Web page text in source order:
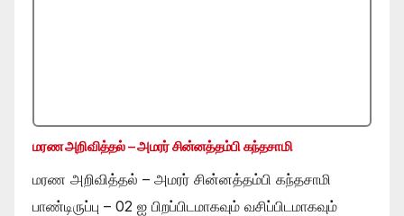
மரண அறிவித்தல் – அமரர் சின்னத்தம்பி கந்தசாமி
மரண அறிவித்தல் – அமரர் சின்னத்தம்பி கந்தசாமி
பாண்டிருப்பு – 02 ஐ பிறப்பிடமாகவும் வசிப்பிடமாகவும்